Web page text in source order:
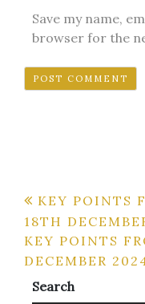
Save my name,
browser for the
Post
KEY POINTS
18TH
KEY POINTS
DECEMBER
Search